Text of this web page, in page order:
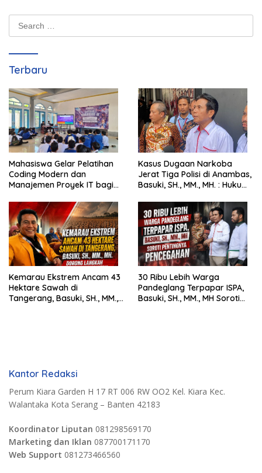
Terbaru
Mahasiswa Gelar Pelatihan
Coding Modern dan
Manajemen Proyek IT bagi
Kasus Dugaan Narkoba
Jerat Tiga Polisi di Anambas,
Basuki, SH., MM., MH. : Hukum
Kemarau Ekstrem Ancam 43
Hektare Sawah di
Tangerang, Basuki, SH., MM.,
30 Ribu Lebih Warga
Pandeglang Terpapar ISPA,
Basuki, SH., MM., MH Soroti
Kantor Redaksi
Perum Kiara Garden H 17 RT 006 RW OO2 Kel. Kiara Kec.
Walantaka Kota Serang – Banten 42183
Koordinator Liputan 081298569170
Marketing dan Iklan 087700171170
Web Support 081273466560